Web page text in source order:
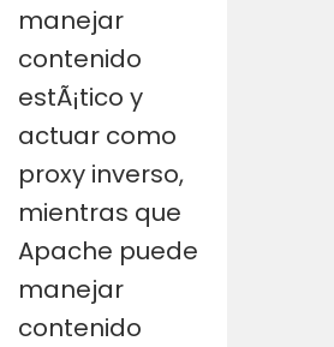
manejar
contenido
estÃ¡tico y
actuar como
proxy inverso,
mientras que
Apache puede
manejar
contenido